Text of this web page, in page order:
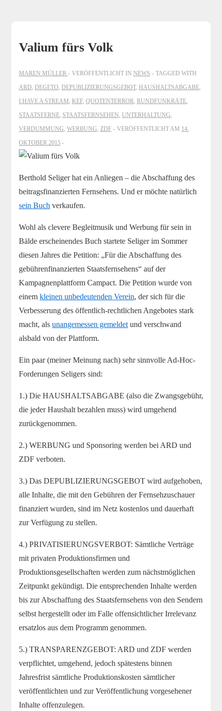
Valium fürs Volk
MAREN MÜLLER VERÖFFENTLICHT IN NEWS
TAGGED WITH
ARD, DEGETO, DEPUBLIZIERUNGSGEBOT, HAUSHALTSABGABE,
I HAVE A STREAM, KEF, QUOTENTERROR, RUNDFUNKRÄTE,
STAATSFERNE, STAATSFERNSEHEN, UNTERHALTUNG,
VERDUMMUNG, WERBUNG, ZDF VERÖFFENTLICHT AM 14.
OKTOBER 2015
Berthold Seliger hat ein Anliegen – die Abschaffung des
beitragsfinanzierten Fernsehens. Und er möchte natürlich
sein Buch verkaufen.
Wohl als clevere Begleitmusik und Werbung für sein in
Bälde erscheinendes Buch startete Seliger im Sommer
diesen Jahres die Petition: „Für die Abschaffung des
gebührenfinanzierten Staatsfernsehens“ auf der
Kampagnenplattform Campact. Die Petition wurde von
einem kleinen unbedeutenden Verein, der sich für die
Verbesserung des öffentlich-rechtlichen Angebotes stark
macht, als unangemessen gemeldet und verschwand
alsbald von der Plattform.
Ein paar (meiner Meinung nach) sehr sinnvolle Ad-Hoc-
Forderungen Seligers sind:
1.) Die HAUSHALTSABGABE (also die Zwangsgebühr,
die jeder Haushalt bezahlen muss) wird umgehend
zurückgenommen.
2.) WERBUNG und Sponsoring werden bei ARD und
ZDF verboten.
3.) Das DEPUBLIZIERUNGSGEBOT wird aufgehoben,
alle Inhalte, die mit den Gebühren der Fernsehzuschauer
finanziert wurden, sind im Netz kostenlos und dauerhaft
zur Verfügung zu stellen.
4.) PRIVATISIERUNGSVERBOT: Sämtliche Verträge
mit privaten Produktionsfirmen und
Produktionsgesellschaften werden zum nächstmöglichen
Zeitpunkt gekündigt. Die entsprechenden Inhalte werden
bis zur Abschaffung des Staatsfernsehens von den Sendern
selbst hergestellt oder im Falle offensichtlicher Irrelevanz
ersatzlos aus dem Programm genommen.
5.) TRANSPARENZGEBOT: ARD und ZDF werden
verpflichtet, umgehend, jedoch spätestens binnen
Jahresfrist sämtliche Produktionskosten sämtlicher
veröffentlichten und zur Veröffentlichung vorgesehener
Inhalte offenzulegen.